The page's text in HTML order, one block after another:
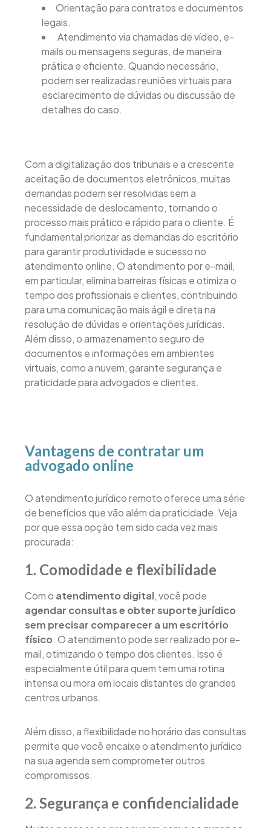
Orientação para contratos e documentos
legais.
Atendimento via chamadas de vídeo, e-
mails ou mensagens seguras, de maneira
prática e eficiente. Quando necessário,
podem ser realizadas reuniões virtuais para
esclarecimento de dúvidas ou discussão de
detalhes do caso.
Com a digitalização dos tribunais e a crescente
aceitação de documentos eletrônicos, muitas
demandas podem ser resolvidas sem a
necessidade de deslocamento, tornando o
processo mais prático e rápido para o cliente. É
fundamental priorizar as demandas do escritório
para garantir produtividade e sucesso no
atendimento online. O atendimento por e-mail,
em particular, elimina barreiras físicas e otimiza o
tempo dos profissionais e clientes, contribuindo
para uma comunicação mais ágil e direta na
resolução de dúvidas e orientações jurídicas.
Além disso, o armazenamento seguro de
documentos e informações em ambientes
virtuais, como a nuvem, garante segurança e
praticidade para advogados e clientes.
Vantagens de contratar um
advogado online
O atendimento jurídico remoto oferece uma série
de benefícios que vão além da praticidade. Veja
por que essa opção tem sido cada vez mais
procurada:
1. Comodidade e flexibilidade
Com o atendimento digital, você pode
agendar consultas e obter suporte jurídico
sem precisar comparecer a um escritório
físico. O atendimento pode ser realizado por e-
mail, otimizando o tempo dos clientes. Isso é
especialmente útil para quem tem uma rotina
intensa ou mora em locais distantes de grandes
centros urbanos.
Além disso, a flexibilidade no horário das consultas
permite que você encaixe o atendimento jurídico
na sua agenda sem comprometer outros
compromissos.
2. Segurança e confidencialidade